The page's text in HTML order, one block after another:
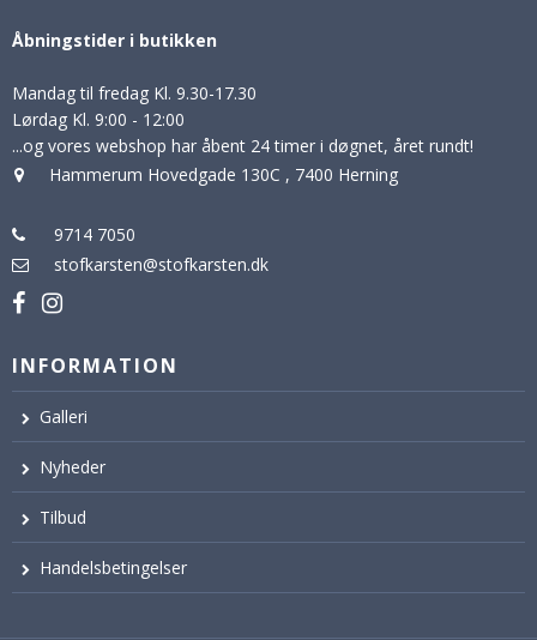
Åbningstider i butikken
Mandag til fredag Kl. 9.30-17.30
Lørdag Kl. 9:00 - 12:00
...og vores webshop har åbent 24 timer i døgnet, året rundt!
Hammerum Hovedgade 130C , 7400 Herning
9714 7050
stofkarsten@stofkarsten.dk
INFORMATION
Galleri
Nyheder
Tilbud
Handelsbetingelser